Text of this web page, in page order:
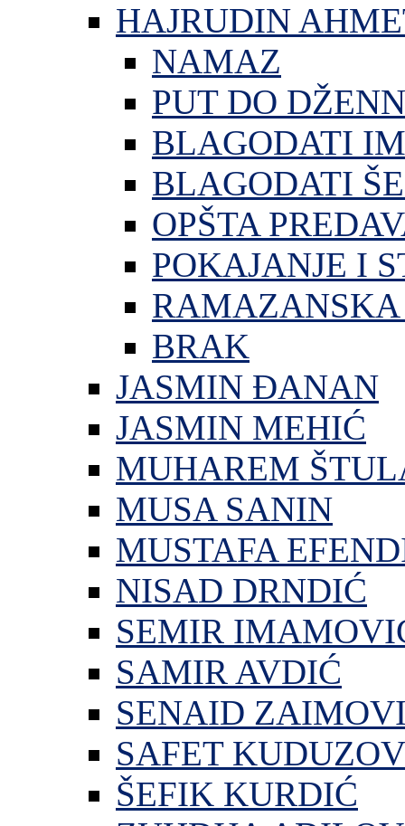
HAJRUDIN
NAMAZ
PUT DO
BLAGODATI
BLAGODATI
OPŠTA
POKAJANJE I
RAMAZANSKA
BRAK
JASMIN ĐANAN
JASMIN MEHIĆ
MUHAREM
MUSA SANIN
MUSTAFA
NISAD DRNDIĆ
SEMIR
SAMIR AVDIĆ
SENAID
SAFET
ŠEFIK KURDIĆ